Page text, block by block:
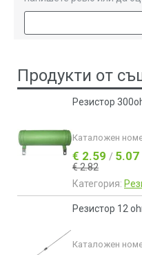
Продукти от
Резистор
Каталожен
€ 2.59 / 5.07
€ 2.82
Категория:
Резистор 12
Каталожен